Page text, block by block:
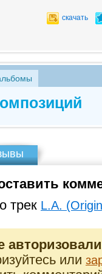
скачать
трек L.A.
или